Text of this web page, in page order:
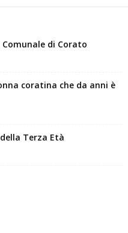
Comunale di Corato
coratina che da anni è
Terza Età